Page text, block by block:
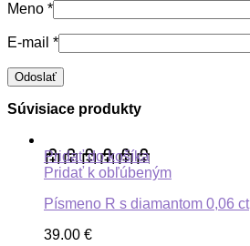
Meno *
E-mail *
Súvisiace produkty
Pridať do košíka
Pridať k obľúbeným
Písmeno R s diamantom 0,06 ct
39.00 €